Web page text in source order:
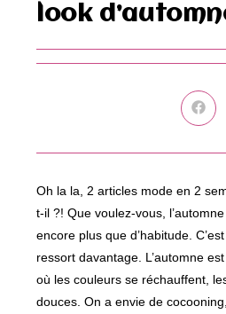
look
Ouvrir
dans
autre
Oh la la, 2 articles mode en 2
t-il ?! Que voulez-vous,
encore plus que d’habitude.
ressort davantage. L’automne
où les couleurs se réchauffent,
douces. On a envie de